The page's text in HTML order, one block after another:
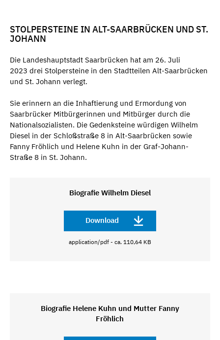
STOLPERSTEINE IN ALT-SAARBRÜCKEN UND ST.
JOHANN
Die Landeshauptstadt Saarbrücken hat am 26. Juli
2023 drei Stolpersteine in den Stadtteilen Alt-Saarbrücken
und St. Johann verlegt.
Sie erinnern an die Inhaftierung und Ermordung von
Saarbrücker Mitbürgerinnen und Mitbürger durch die
Nationalsozialisten. Die Gedenksteine würdigen Wilhelm
Diesel in der Schloßstraße 8 in Alt-Saarbrücken sowie
Fanny Fröhlich und Helene Kuhn in der Graf-Johann-
Straße 8 in St. Johann.
Biografie Wilhelm Diesel
Download
application/pdf - ca. 110,64 KB
Biografie Helene Kuhn und Mutter Fanny
Fröhlich